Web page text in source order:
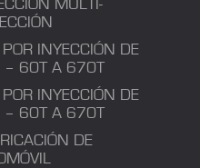
MULTI-
INYECCIÓN DE
– 60T A 670T
INYECCIÓN DE
– 60T A 670T
DE